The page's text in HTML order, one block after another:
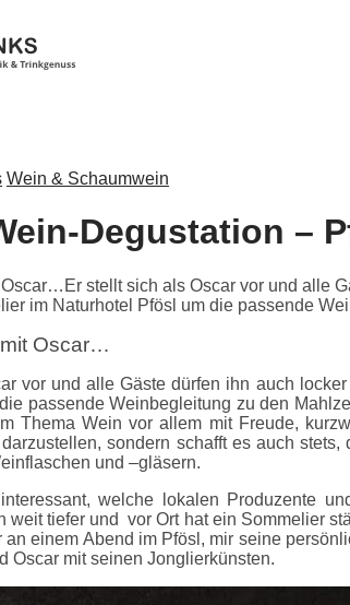
Wein & Schaumwein
Degustation –
stellt sich als Oscar vor und alle
im Naturhotel Pfösl um die passende
Oscar…
vor und alle Gäste dürfen ihn auch
passende Weinbegleitung zu den
Thema Wein vor allem mit Freude,
sondern schafft es auch
und –gläsern.
welche lokalen Produzente
weit tiefer und vor Ort hat ein Sommelier
an einem Abend im Pfösl, mir seine
Oscar mit seinen Jonglierkünsten.